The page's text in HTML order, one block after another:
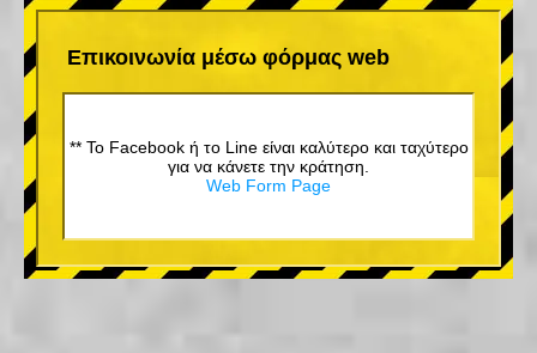
Επικοινωνία μέσω φόρμας web
** Το Facebook ή το Line είναι καλύτερο και ταχύτερο
για να κάνετε την κράτηση.
Web Form Page